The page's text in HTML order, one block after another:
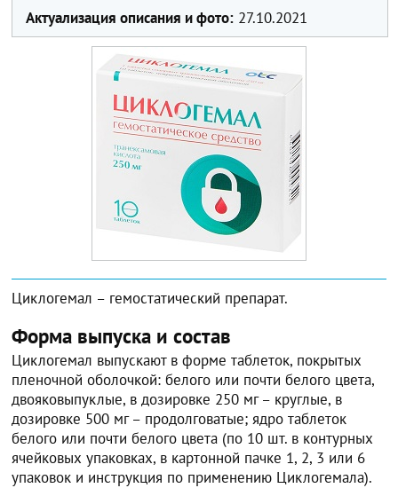
Актуализация описания и фото: 27.10.2021
Циклогемал – гемостатический препарат.
Форма выпуска и состав
Циклогемал выпускают в форме таблеток, покрытых
пленочной оболочкой: белого или почти белого цвета,
двояковыпуклые, в дозировке 250 мг – круглые, в
дозировке 500 мг – продолговатые; ядро таблеток
белого или почти белого цвета (по 10 шт. в контурных
ячейковых упаковках, в картонной пачке 1, 2, 3 или 6
упаковок и инструкция по применению Циклогемала).